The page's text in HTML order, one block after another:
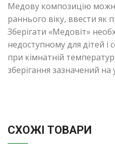
Медову композицію
раннього віку, ввести як
Зберігати «Медовіт»
недоступному для дітей і
при кімнатній
зберігання зазначений на
СХОЖІ ТОВАРИ